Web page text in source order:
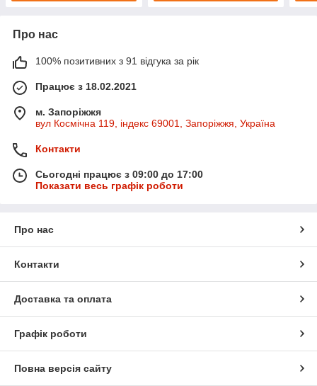
Про нас
100% позитивних з 91 відгука за рік
Працює з 18.02.2021
м. Запоріжжя
вул Космічна 119, індекс 69001, Запоріжжя, Україна
Контакти
Сьогодні працює з 09:00 до 17:00
Показати весь графік роботи
Про нас
Контакти
Доставка та оплата
Графік роботи
Повна версія сайту